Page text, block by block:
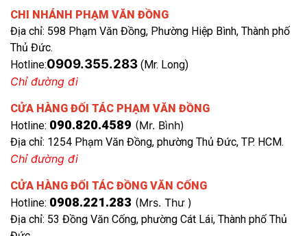
CHI NHÁNH PHẠM VĂN ĐỒNG
Địa chỉ: 598 Phạm Văn Đồng, Phường Hiệp Bình, Thành phố
Thủ Đức.
Hotline:0909.355.283 (Mr. Long)
Chỉ đường đi
CỬA HÀNG ĐỐI TÁC PHẠM VĂN ĐỒNG
Hotline: 090.820.4589 (Mr. Bình)
Địa chỉ: 1254 Phạm Văn Đồng, phường Thủ Đức, TP. HCM.
Chỉ đường đi
CỬA HÀNG ĐỐI TÁC ĐỒNG VĂN CỐNG
Hotline: 0908.221.283 (Mrs. Thư )
Địa chỉ: 53 Đồng Văn Cống, phường Cát Lái, Thành phố Thủ